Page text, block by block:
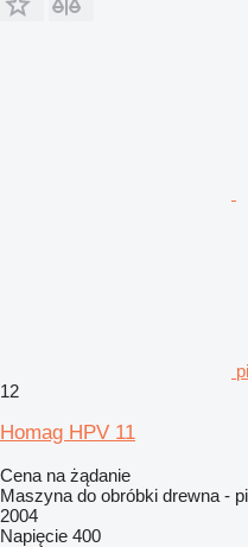
12
Homag HPV 11
Cena na żądanie
Maszyna do obróbki drewna -
2004
Napięcie 400